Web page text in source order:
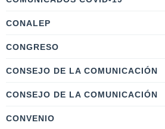
CONALEP
CONGRESO
CONSEJO DE LA COMUNICACIÓN
CONSEJO DE LA COMUNICACIÓN
CONVENIO